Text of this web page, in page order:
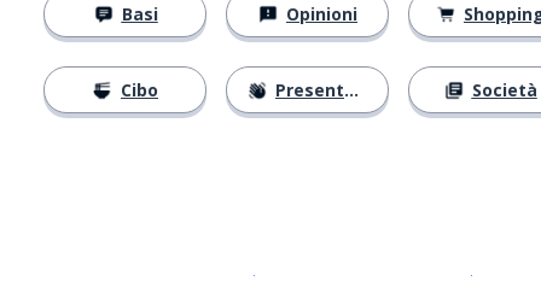
Basi
Cibo
Opinioni
Presentarsi Società